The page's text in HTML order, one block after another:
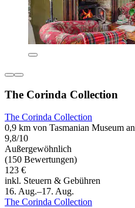
The Corinda Collection
The Corinda Collection
0,9 km von Tasmanian Museum
9,8/10
Außergewöhnlich
(150 Bewertungen)
123 €
inkl. Steuern & Gebühren
16. Aug.–17. Aug.
The Corinda Collection